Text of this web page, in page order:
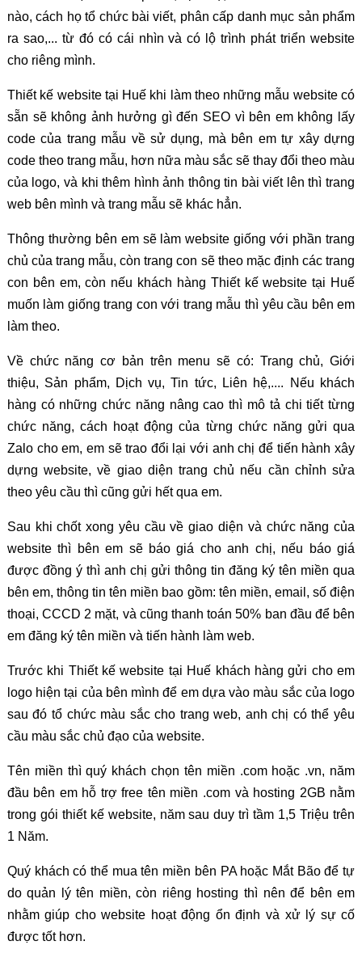
nào, cách họ tổ chức bài viết, phân cấp danh mục sản phẩm
ra sao,... từ đó có cái nhìn và có lộ trình phát triển website
cho riêng mình.
Thiết kế website tại Huế khi làm theo những mẫu website có
sẵn sẽ không ảnh hưởng gì đến SEO vì bên em không lấy
code của trang mẫu về sử dụng, mà bên em tự xây dựng
code theo trang mẫu, hơn nữa màu sắc sẽ thay đổi theo màu
của logo, và khi thêm hình ảnh thông tin bài viết lên thì trang
web bên mình và trang mẫu sẽ khác hẳn.
Thông thường bên em sẽ làm website giống với phần trang
chủ của trang mẫu, còn trang con sẽ theo mặc định các trang
con bên em, còn nếu khách hàng Thiết kế website tại Huế
muốn làm giống trang con với trang mẫu thì yêu cầu bên em
làm theo.
Về chức năng cơ bản trên menu sẽ có: Trang chủ, Giới
thiệu, Sản phẩm, Dịch vụ, Tin tức, Liên hệ,.... Nếu khách
hàng có những chức năng nâng cao thì mô tả chi tiết từng
chức năng, cách hoạt động của từng chức năng gửi qua
Zalo cho em, em sẽ trao đổi lại với anh chị để tiến hành xây
dựng website, về giao diện trang chủ nếu cần chỉnh sửa
theo yêu cầu thì cũng gửi hết qua em.
Sau khi chốt xong yêu cầu về giao diện và chức năng của
website thì bên em sẽ báo giá cho anh chị, nếu báo giá
được đồng ý thì anh chị gửi thông tin đăng ký tên miền qua
bên em, thông tin tên miền bao gồm: tên miền, email, số điện
thoại, CCCD 2 mặt, và cũng thanh toán 50% ban đầu để bên
em đăng ký tên miền và tiến hành làm web.
Trước khi Thiết kế website tại Huế khách hàng gửi cho em
logo hiện tại của bên mình để em dựa vào màu sắc của logo
sau đó tổ chức màu sắc cho trang web, anh chị có thể yêu
cầu màu sắc chủ đạo của website.
Tên miền thì quý khách chọn tên miền .com hoặc .vn, năm
đầu bên em hỗ trợ free tên miền .com và hosting 2GB nằm
trong gói thiết kế website, năm sau duy trì tầm 1,5 Triệu trên
1 Năm.
Quý khách có thể mua tên miền bên PA hoặc Mắt Bão để tự
do quản lý tên miền, còn riêng hosting thì nên để bên em
nhằm giúp cho website hoạt động ổn định và xử lý sự cố
được tốt hơn.